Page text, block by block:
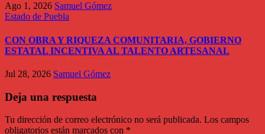
Ago 1, 2026 Samuel Gómez
Estado de Puebla
CON OBRA Y RIQUEZA COMUNITARIA, GOBIERNO
ESTATAL INCENTIVA AL TALENTO ARTESANAL
Jul 28, 2026 Samuel Gómez
Deja una respuesta
Tu dirección de correo electrónico no será publicada. Los campos
obligatorios están marcados con *